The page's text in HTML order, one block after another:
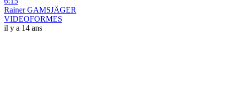
Rainer GAMSJÄGER
VIDEOFORMES
il y a 14 ans